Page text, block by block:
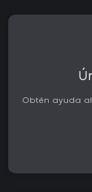
Obtén ayuda